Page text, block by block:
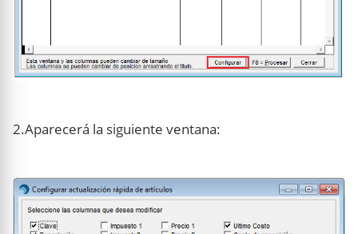
2.Aparecerá la siguiente ventana: